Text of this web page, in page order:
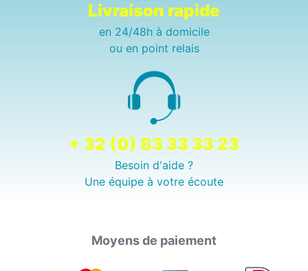
Livraison rapide
en 24/48h à domicile
ou en point relais
+ 32 (0) 83 33 33 23
Besoin d'aide ?
Une équipe à votre écoute
Moyens de paiement